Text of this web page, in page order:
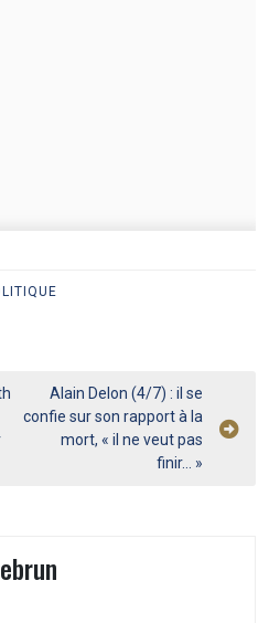
Alain Delon (4/7) : il se
confie sur son rapport à la
mort, « il ne veut pas
finir… »